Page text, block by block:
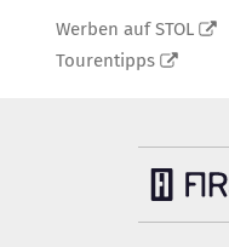
Werben auf STOL
Tourentipps